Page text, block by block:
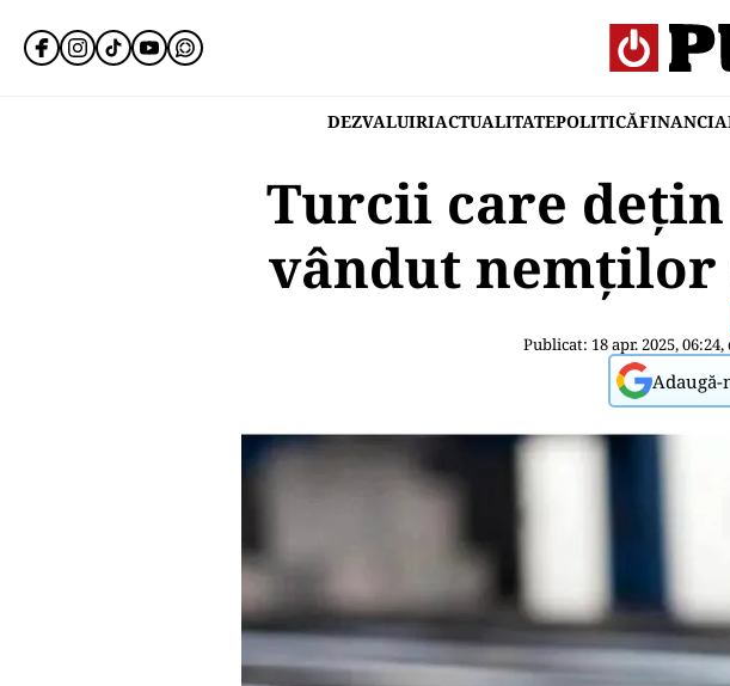
DEZVALUIRIACTUALITATEPOLITICĂ
Turcii care
vândut nemților
Publicat: 18 apr. 2025, 06:24,